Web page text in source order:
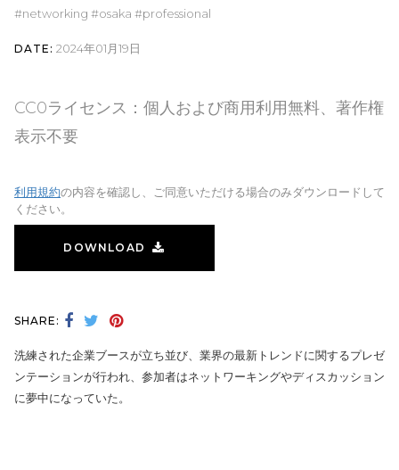
networking
osaka professional
DATE: 2024年01月19日
CC0ライセンス：個人および商用利用無料、著作権
表示不要
利用規約の内容を確認し、ご同意いただける場合のみダウンロードして
ください。
DOWNLOAD
SHARE:
洗練された企業ブースが立ち並び、業界の最新トレンドに関するプレゼ
ンテーションが行われ、参加者はネットワーキングやディスカッション
に夢中になっていた。